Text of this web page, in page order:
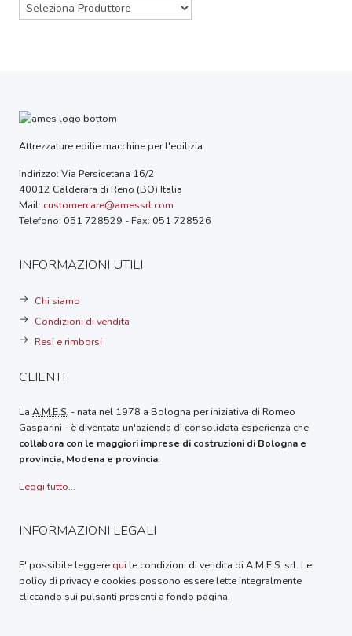
Attrezzature edilie macchine per l'edilizia
Indirizzo: Via Persicetana 16/2
40012 Calderara di Reno (BO) Italia
Mail: customercare@amessrl.com
Telefono: 051 728529 - Fax: 051 728526
INFORMAZIONI UTILI
Chi siamo
Condizioni di vendita
Resi e rimborsi
CLIENTI
La A.M.E.S. - nata nel 1978 a Bologna per iniziativa di Romeo
Gasparini - è diventata un'azienda di consolidata esperienza che
collabora con le maggiori imprese di costruzioni di Bologna e
provincia, Modena e provincia.
Leggi tutto...
INFORMAZIONI LEGALI
E' possibile leggere qui le condizioni di vendita di A.M.E.S. srl. Le
policy di privacy e cookies possono essere lette integralmente
cliccando sui pulsanti presenti a fondo pagina.